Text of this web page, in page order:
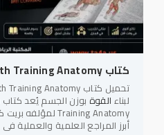
كتاب Bodyweight Strength Training Anatomy
لبناء القوة
أبرز المراجع العلمية والعملية في